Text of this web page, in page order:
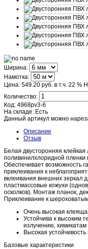
Ширина:
Намотка:
Цена: 549.20 руб. в т.ч. 22 %
Количество:
Код: 4968pv3-6
На складе: Есть
Данный артикул можно
Описание
Отзыв
Белая двусторонняя
поливинилхлоридной
Обеспечивает возможность
приклеивания к
вклеивания внешних зеркал
пластмассовые кожухи
осколков). Монтаж планок,
Приклеивание к
Очень высокая
Устойчива к высоким
излучению, химикатам
Высокая
Базовые характеристики